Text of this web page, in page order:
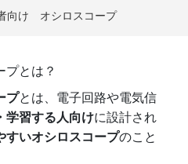
向け オシロスコープ
プとは？
プとは、電子回路や電気信
学習する人向けに設計され
すいオシロスコープのこと